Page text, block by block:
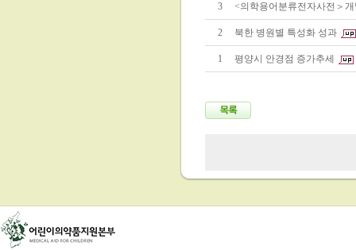
3 <의학용어분류전자사전＞
2 북한 병원별 특성화 성과
1 평양시 안경점 증가추세